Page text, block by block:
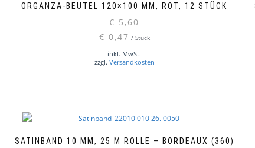
ORGANZA-BEUTEL 120×100 MM, ROT, 12 STÜCK
€ 5,60
€ 0,47 / Stück
inkl. MwSt.
zzgl. Versandkosten
SATINBAND 10 MM, 25 M ROLLE – BORDEAUX (360)